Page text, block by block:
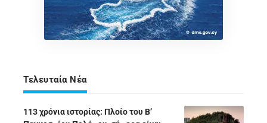
Τελευταία Νέα
113 χρόνια ιστορίας: Πλοίο του Β’